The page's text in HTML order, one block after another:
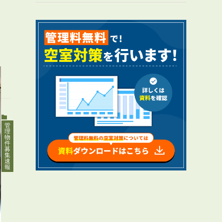
RENTAL
管理料無料について
４つの強み
報酬と独自の保証内容
手続きの流れ
賃料査定について
管
理
物
件
募
集
速
報